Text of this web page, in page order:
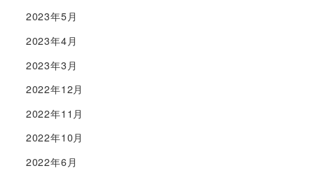
2023年5月
2023年4月
2023年3月
2022年12月
2022年11月
2022年10月
2022年6月